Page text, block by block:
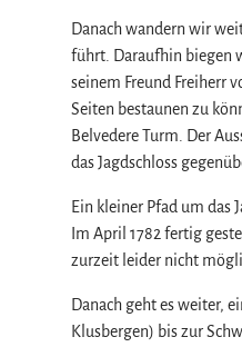
Danach wandern wir
führt. Daraufhin biegen
seinem Freund Freiherr
Seiten bestaunen zu
Belvedere Turm. Der
das Jagdschloss
Ein kleiner Pfad um das
Im April 1782 fertig
zurzeit leider nicht
Danach geht es weiter,
Klusbergen) bis zur